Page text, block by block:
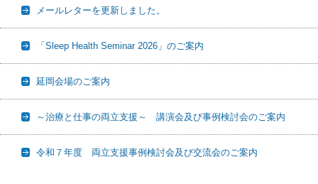
メールレターを更新しました。
「Sleep Health Seminar 2026」のご案内
延岡会場のご案内
～治療と仕事の両立支援～ 講演会及び事例検討会のご案内
令和７年度 両立支援事例検討会及び交流会のご案内